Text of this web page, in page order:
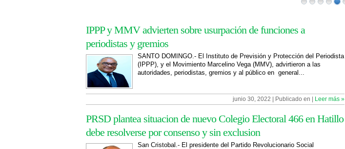
IPPP y MMV advierten sobre usurpación de funciones a
periodistas y gremios
SANTO DOMINGO.- El Instituto de Previsión y Protección del Periodista
(IPPP), y el Movimiento Marcelino Vega (MMV), advirtieron a las
autoridades, periodistas, gremios y al público en general...
junio 30, 2022 | Publicado en | Leer más »
PRSD plantea situacion de nuevo Colegio Electoral 466 en Hatillo
debe resolverse por consenso y sin exclusion
San Cristobal.- El presidente del Partido Revolucionario Social